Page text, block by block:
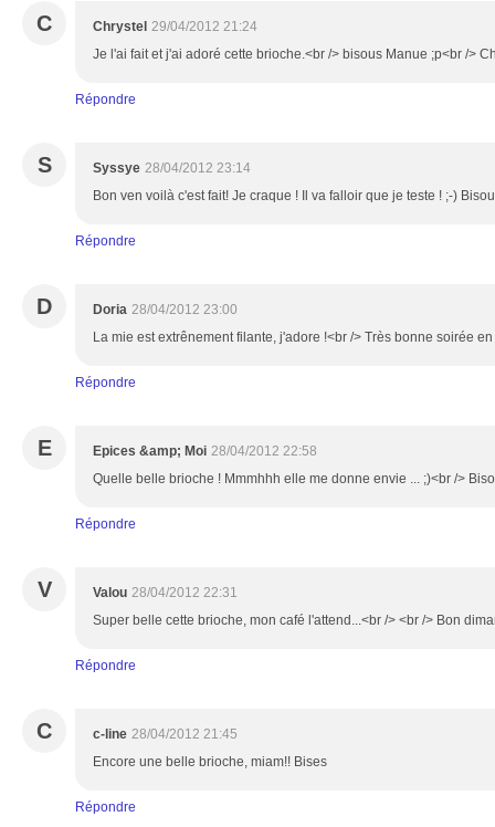
C Chrystel 29/04/2012 21:24
Je l'ai fait et j'ai adoré cette brioche.<br /> bisous Manue ;p<br />
Répondre
S Syssye 28/04/2012 23:14
Bon ven voilà c'est fait! Je craque ! Il va falloir que je teste ! ;-)
Répondre
D Doria 28/04/2012 23:00
La mie est extrênement filante, j'adore !<br /> Très bonne soirée
Répondre
E Epices &amp; Moi 28/04/2012 22:58
Quelle belle brioche ! Mmmhhh elle me donne envie ... ;)<br />
Répondre
V Valou 28/04/2012 22:31
Super belle cette brioche, mon café l'attend...<br /> <br /> Bon
Répondre
C c-line 28/04/2012 21:45
Encore une belle brioche, miam!! Bises
Répondre